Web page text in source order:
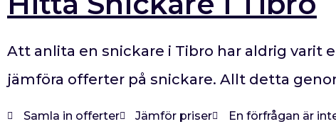
Att anlita en snickare i Tibro har aldrig varit
jämföra offerter på snickare. Allt detta
Samla in offerter Jämför priser En förfrågan är